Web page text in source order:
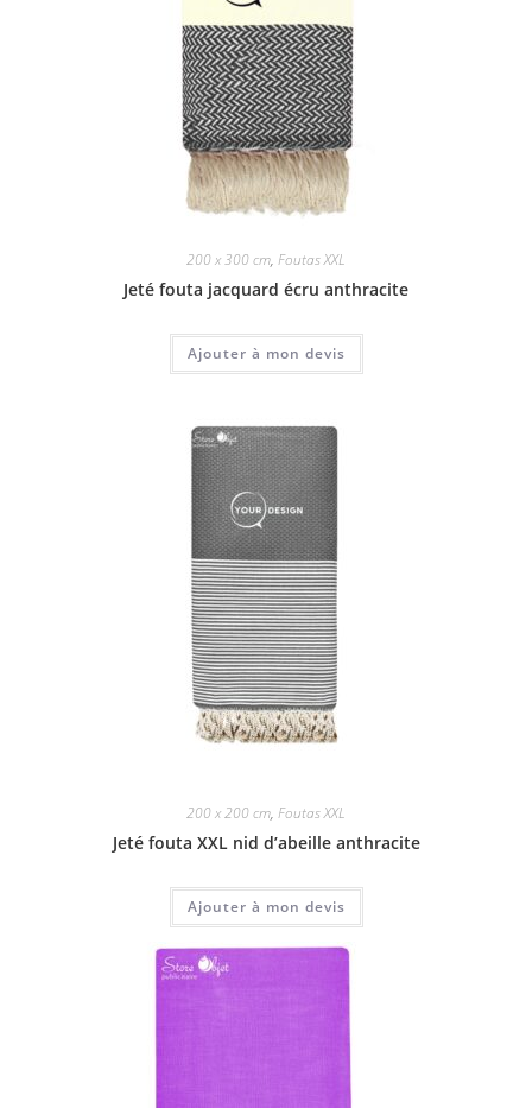
200 x 300 cm, Foutas XXL
Jeté fouta jacquard écru anthracite
Ajouter à mon devis
200 x 200 cm, Foutas XXL
Jeté fouta XXL nid d’abeille anthracite
Ajouter à mon devis